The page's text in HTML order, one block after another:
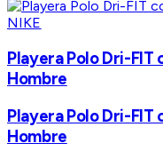
NIKE
Playera Polo Dri-FIT
Hombre
Playera Polo Dri-FIT
Hombre